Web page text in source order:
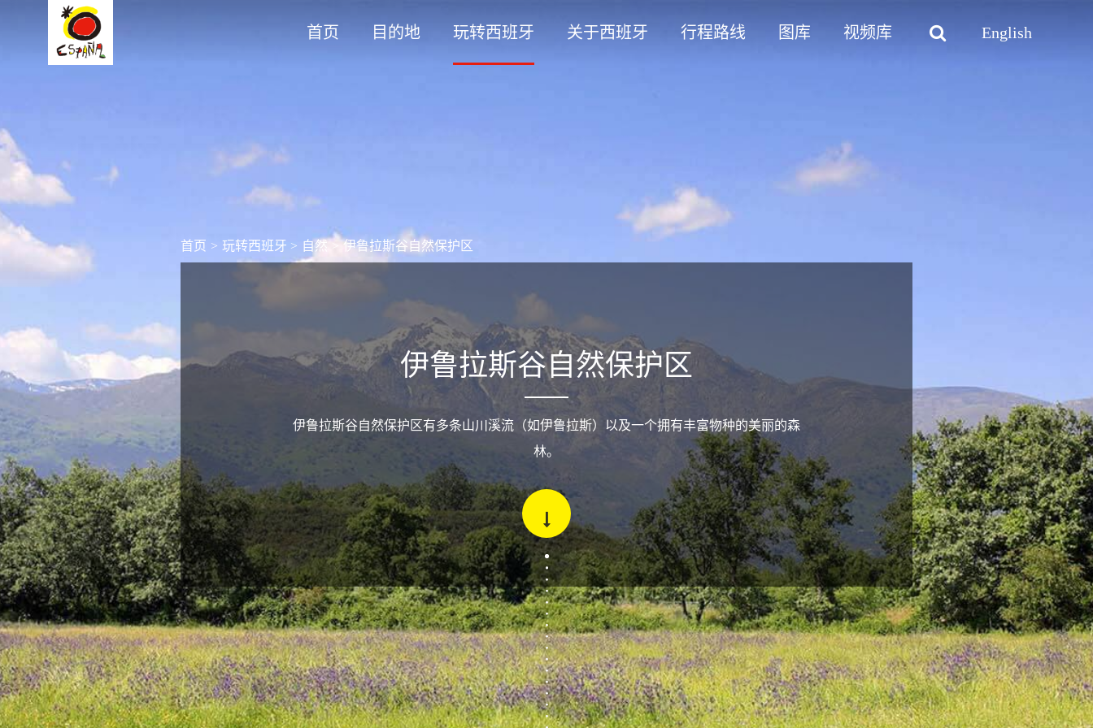
首页 目的地 玩转西班牙 关于西班牙 行程路线 图库 视频库 English
首页 > 玩转西班牙 > 自然 > 伊鲁拉斯谷自然保护区
伊鲁拉斯谷自然保护区
伊鲁拉斯谷自然保护区有多条山川溪流（如伊鲁拉斯）以及一个拥有丰富物种的美丽的森
林。